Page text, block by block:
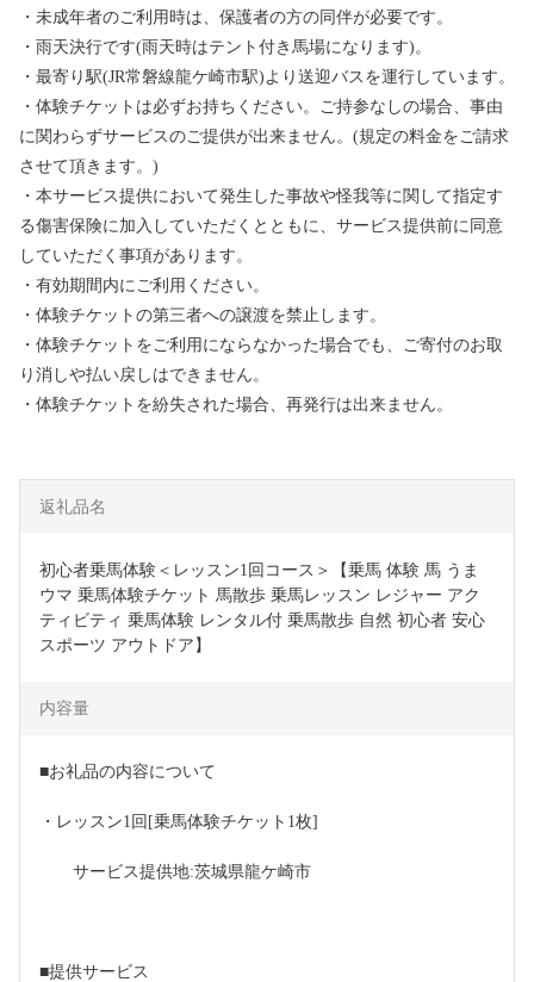
・未成年者のご利用時は、保護者の方の同伴が必要です。
・雨天決行です(雨天時はテント付き馬場になります)。
・最寄り駅(JR常磐線龍ケ崎市駅)より送迎バスを運行しています。
・体験チケットは必ずお持ちください。ご持参なしの場合、事由
に関わらずサービスのご提供が出来ません。(規定の料金をご請求
させて頂きます。)
・本サービス提供において発生した事故や怪我等に関して指定す
る傷害保険に加入していただくとともに、サービス提供前に同意
していただく事項があります。
・有効期間内にご利用ください。
・体験チケットの第三者への譲渡を禁止します。
・体験チケットをご利用にならなかった場合でも、ご寄付のお取
り消しや払い戻しはできません。
・体験チケットを紛失された場合、再発行は出来ません。
返礼品名
初心者乗馬体験＜レッスン1回コース＞【乗馬 体験 馬 うま
ウマ 乗馬体験チケット 馬散歩 乗馬レッスン レジャー アク
ティビティ 乗馬体験 レンタル付 乗馬散歩 自然 初心者 安心
スポーツ アウトドア】
内容量
■お礼品の内容について
・レッスン1回[乗馬体験チケット1枚]
サービス提供地:茨城県龍ケ崎市
■提供サービス